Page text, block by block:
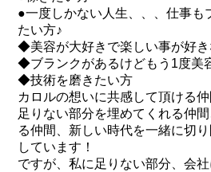
●一度しかない人生、、、仕事も
たい方♪
◆美容が大好きで楽しい事が好き
◆ブランクがあるけどもう1度美
◆技術を磨きたい方
カロルの想いに共感して頂ける
足りない部分を埋めてくれる仲
る仲間、新しい時代を一緒に切
しています！
ですが、私に足りない部分、会